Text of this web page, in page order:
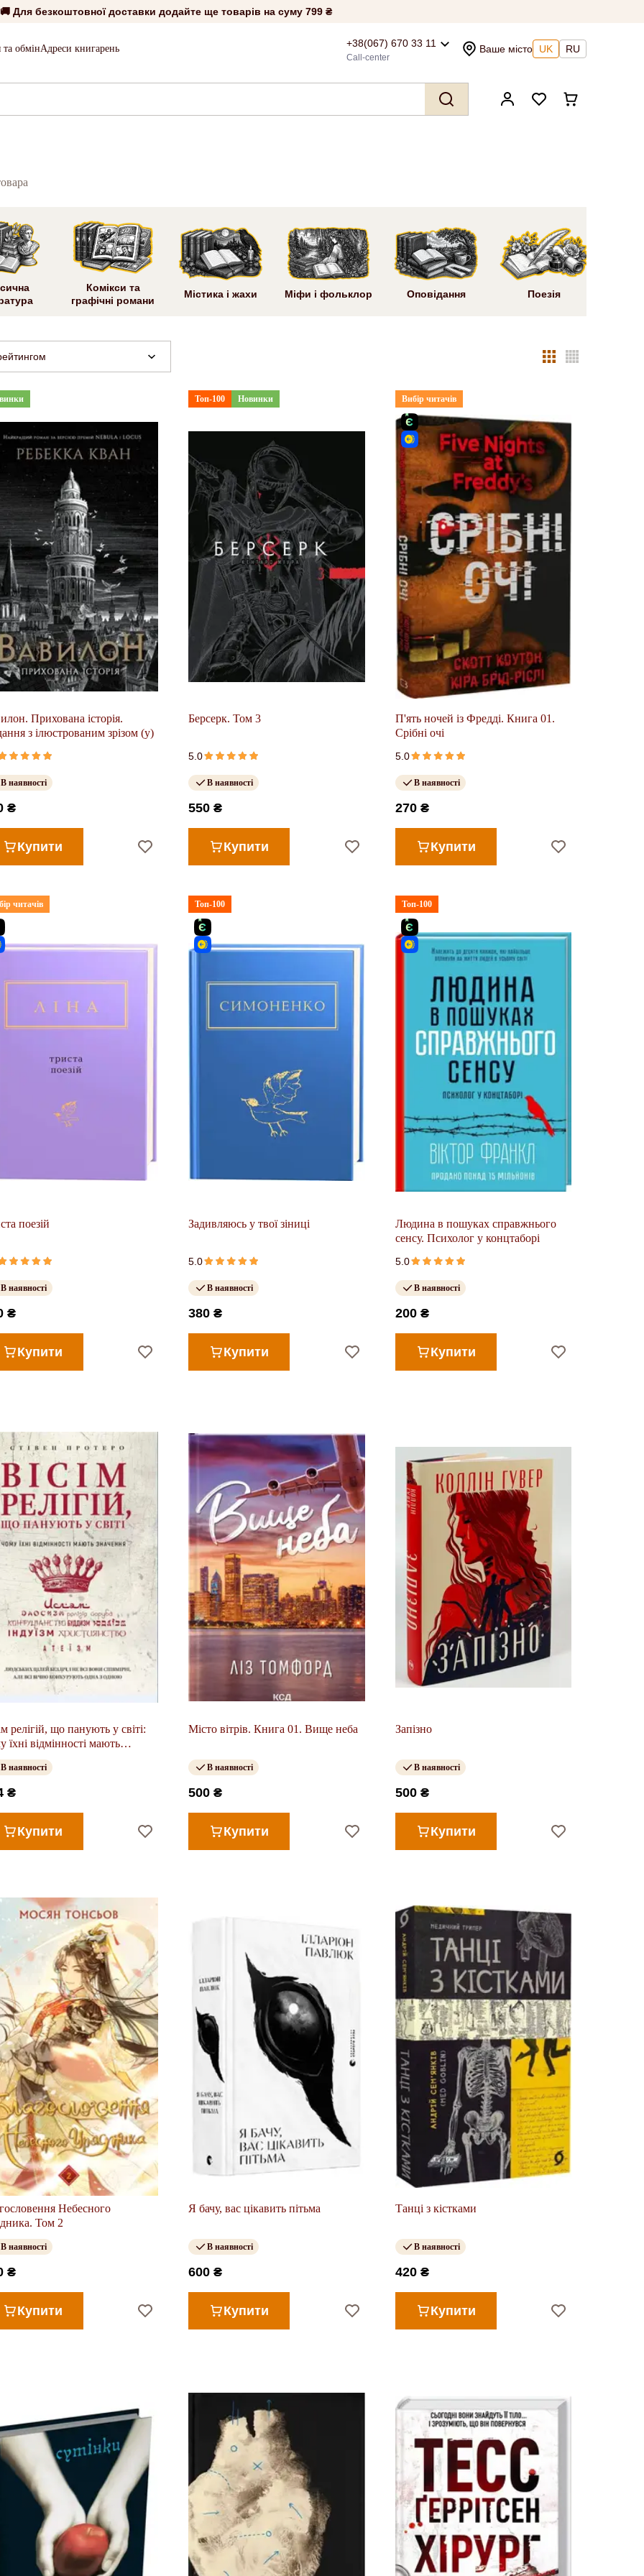
🚚 Для безкоштовної доставки додайте ще товарів на суму 799 ₴
обмінАдреси книгарень +38(067) 670 33 11
Call-center
Ваше місто UK RU
Комікси та
графічні романи
Містика і жахи Міфи і фольклор Оповідання Поезія
Прихована історія.
з ілюстрованим зрізом (у)
В наявності
₴
Купити
Топ-100 Новинки
Берсерк. Том 3
5.0
В наявності
550 ₴
Купити
Вибір читачів
П'ять ночей із Фредді. Книга 01.
Срібні очі
5.0
В наявності
270 ₴
Купити
читачів
поезій
В наявності
₴
Купити
Топ-100
Задивляюсь у твої зіниці
5.0
В наявності
380 ₴
Купити
Топ-100
Людина в пошуках справжнього
сенсу. Психолог у концтаборі
5.0
В наявності
200 ₴
Купити
релігій, що панують у світі:
їхні відмінності мають
В наявності
₴
Купити
Місто вітрів. Книга 01. Вище неба
В наявності
500 ₴
Купити
Запізно
В наявності
500 ₴
Купити
Небесного
Том 2
В наявності
₴
Купити
Я бачу, вас цікавить пітьма
В наявності
600 ₴
Купити
Танці з кістками
В наявності
420 ₴
Купити